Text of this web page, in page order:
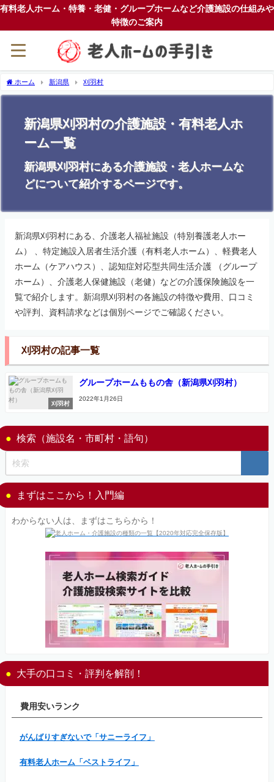
有料老人ホーム・特養・老健・グループホームなど介護施設の仕組みや
特徴のご案内
ホーム 新潟県 刈羽村
新潟県刈羽村の介護施設・有料老人ホ
ーム一覧
新潟県刈羽村にある介護施設・老人ホームな
どについて紹介するページです。
新潟県刈羽村にある、介護老人福祉施設（特別養護老人ホー
ム） 、特定施設入居者生活介護（有料老人ホーム）、軽費老人
ホーム（ケアハウス）、認知症対応型共同生活介護 （グループ
ホーム）、介護老人保健施設（老健）などの介護保険施設を一
覧で紹介します。新潟県刈羽村の各施設の特徴や費用、口コミ
や評判、資料請求などは個別ページでご確認ください。
刈羽村の記事一覧
刈羽村
グループホームももの舎（新潟県刈羽村）
2022年1月26日
検索（施設名・市町村・語句）
まずはここから！入門編
わからない人は、まずはこちらから！
大手の口コミ・評判を解剖！
費用安いランク
がんばりすぎないで「サニーライフ」
有料老人ホーム「ベストライフ」